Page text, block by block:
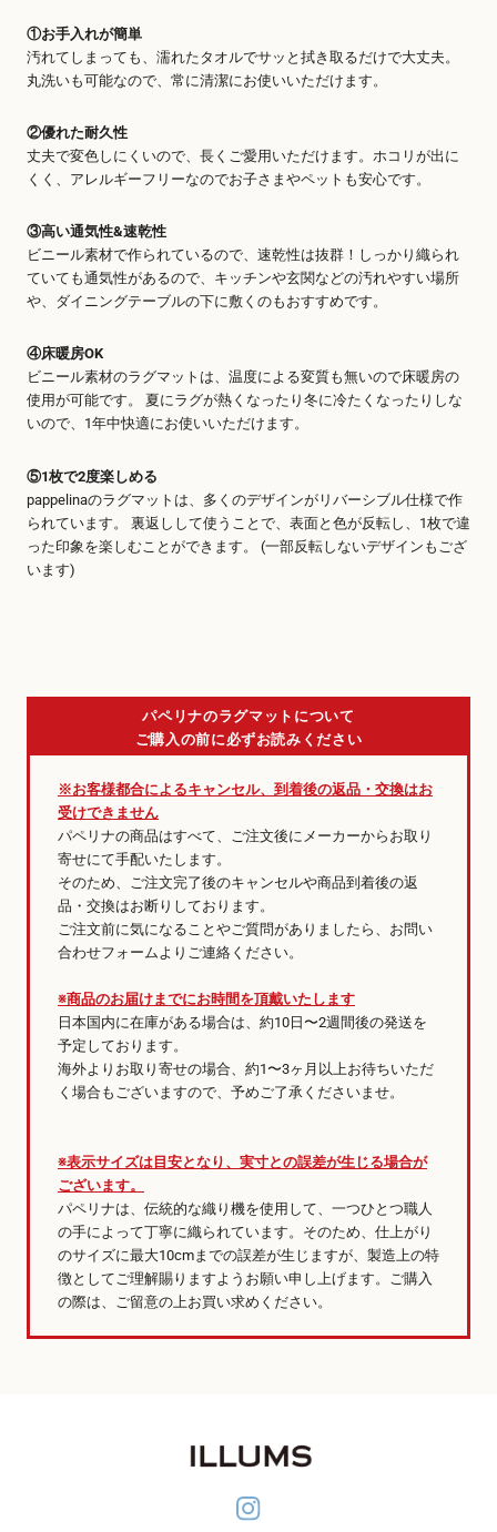
①お手入れが簡単
汚れてしまっても、濡れたタオルでサッと拭き取るだけで大丈夫。
丸洗いも可能なので、常に清潔にお使いいただけます。
②優れた耐久性
丈夫で変色しにくいので、長くご愛用いただけます。ホコリが出に
くく、アレルギーフリーなのでお子さまやペットも安心です。
③高い通気性&速乾性
ビニール素材で作られているので、速乾性は抜群！しっかり織られ
ていても通気性があるので、キッチンや玄関などの汚れやすい場所
や、ダイニングテーブルの下に敷くのもおすすめです。
④床暖房OK
ビニール素材のラグマットは、温度による変質も無いので床暖房の
使用が可能です。 夏にラグが熱くなったり冬に冷たくなったりしな
いので、1年中快適にお使いいただけます。
⑤1枚で2度楽しめる
pappelinaのラグマットは、多くのデザインがリバーシブル仕様で作
られています。 裏返しして使うことで、表面と色が反転し、1枚で違
った印象を楽しむことができます。 (一部反転しないデザインもござ
います)
パペリナのラグマットについて
ご購入の前に必ずお読みください
※お客様都合によるキャンセル、到着後の返品・交換はお
受けできません
パペリナの商品はすべて、ご注文後にメーカーからお取り
寄せにて手配いたします。
そのため、ご注文完了後のキャンセルや商品到着後の返
品・交換はお断りしております。
ご注文前に気になることやご質問がありましたら、お問い
合わせフォームよりご連絡ください。
※商品のお届けまでにお時間を頂戴いたします
日本国内に在庫がある場合は、約10日〜2週間後の発送を
予定しております。
海外よりお取り寄せの場合、約1〜3ヶ月以上お待ちいただ
く場合もございますので、予めご了承くださいませ。
※表示サイズは目安となり、実寸との誤差が生じる場合が
ございます。
パペリナは、伝統的な織り機を使用して、一つひとつ職人
の手によって丁寧に織られています。そのため、仕上がり
のサイズに最大10cmまでの誤差が生じますが、製造上の特
徴としてご理解賜りますようお願い申し上げます。ご購入
の際は、ご留意の上お買い求めください。